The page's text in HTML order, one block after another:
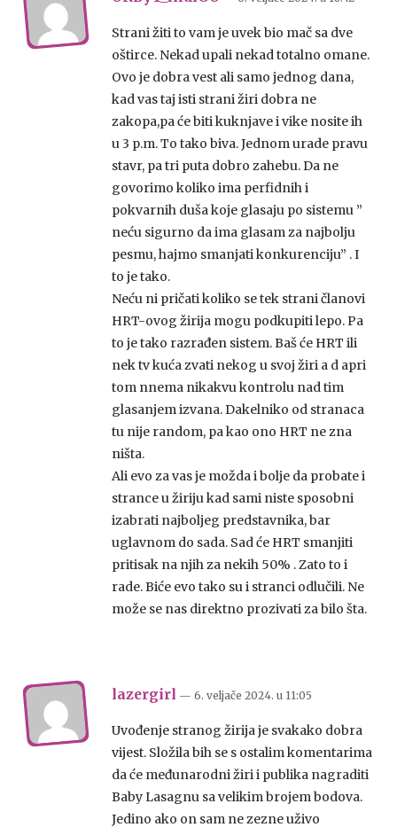
Strani žiti to vam je uvek bio mač sa dve
oštirce. Nekad upali nekad totalno omane.
Ovo je dobra vest ali samo jednog dana,
kad vas taj isti strani žiri dobra ne
zakopa,pa će biti kuknjave i vike nosite ih
u 3 p.m. To tako biva. Jednom urade pravu
stavr, pa tri puta dobro zahebu. Da ne
govorimo koliko ima perfidnih i
pokvarnih duša koje glasaju po sistemu ”
neću sigurno da ima glasam za najbolju
pesmu, hajmo smanjati konkurenciju” . I
to je tako.
Neću ni pričati koliko se tek strani članovi
HRT-ovog žirija mogu podkupiti lepo. Pa
to je tako razrađen sistem. Baš će HRT ili
nek tv kuća zvati nekog u svoj žiri a d apri
tom nnema nikakvu kontrolu nad tim
glasanjem izvana. Dakelniko od stranaca
tu nije random, pa kao ono HRT ne zna
ništa.
Ali evo za vas je možda i bolje da probate i
strance u žiriju kad sami niste sposobni
izabrati najboljeg predstavnika, bar
uglavnom do sada. Sad će HRT smanjiti
pritisak na njih za nekih 50% . Zato to i
rade. Biće evo tako su i stranci odlučili. Ne
može se nas direktno prozivati za bilo šta.
lazergirl — 6. veljače 2024. u 11:05
Uvođenje stranog žirija je svakako dobra
vijest. Složila bih se s ostalim komentarima
da će međunarodni žiri i publika nagraditi
Baby Lasagnu sa velikim brojem bodova.
Jedino ako on sam ne zezne uživo